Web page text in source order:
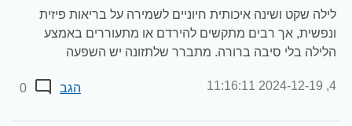
לילה שקט ושינה איכותית חיוניים לשמירה על בריאות פיזית
ונפשית, אך רבים מתקשים להירדם או מתעוררים באמצע
הלילה בלי סיבה ברורה. מתברר שלתזונה יש השפעה
4,
2024-12-19 11:16:11 הגב 0